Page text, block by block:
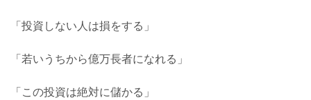
「投資しない人は損をする」
「若いうちから億万長者になれる」
「この投資は絶対に儲かる」